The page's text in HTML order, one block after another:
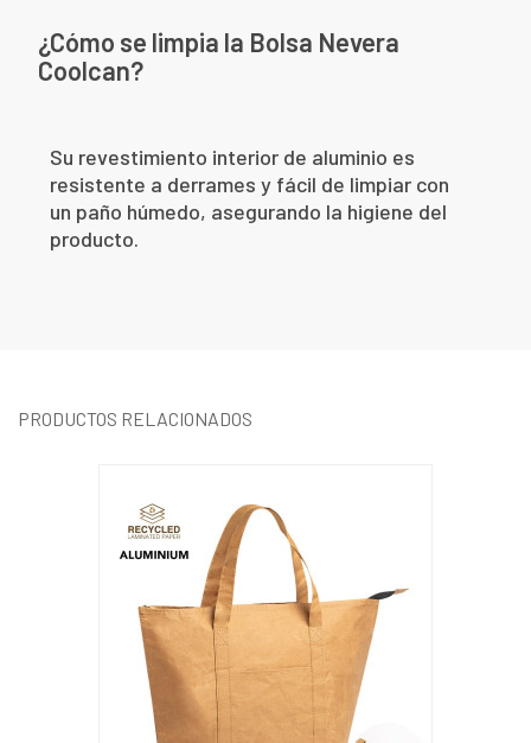
¿Cómo se limpia la Bolsa Nevera
Coolcan?
Su revestimiento interior de aluminio es
resistente a derrames y fácil de limpiar con
un paño húmedo, asegurando la higiene del
producto.
PRODUCTOS RELACIONADOS